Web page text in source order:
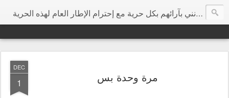
هي مساحة إرتأيت أن تكون مخصصة للتعبير عن الرأي بحرية مطلقة ودون تجريح شخصي، وأتمنى من كل الزوار الكرام أن يفيدونني بآرائهم بكل حرية مع إحترام الإطار العام لهذه الحرية
DEC
1 مرة وحدة بس